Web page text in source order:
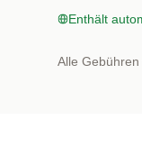
Enthält
Alle